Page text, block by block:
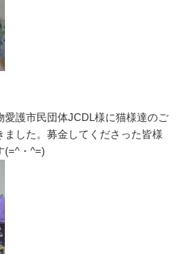
愛護市民団体JCDL様に猫様達のご
ました。募金してくださった皆様
(=^・^=)